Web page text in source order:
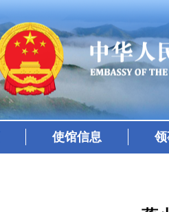
使馆信息